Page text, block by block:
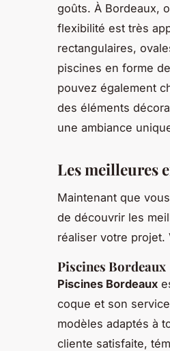
goûts. À Bordeaux,
flexibilité est très
rectangulaires,
piscines en forme
pouvez également
des éléments
une ambiance
Les meilleures
Maintenant que
de découvrir les
réaliser votre projet.
Piscines Bordeaux
Piscines Bordeaux
coque et son
modèles adaptés à
cliente satisfaite,